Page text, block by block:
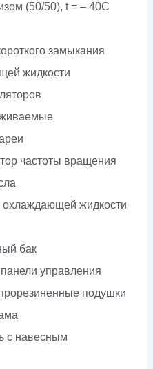
(50/50), t = – 40C
замыкания
жидкости
частоты вращения
охлаждающей жидкости
бак
управления
подушки
с навесным